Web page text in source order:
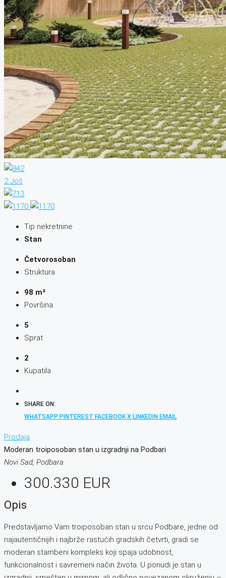
2 Još
Tip nekretnine
Stan
Četvorosoban
Struktura
98 m²
Površina
5
Sprat
2
Kupatila
SHARE ON:
WHATSAPP PINTEREST FACEBOOK X LINKEDIN EMAIL
Prodaja
Moderan troiposoban stan u izgradnji na Podbari
Novi Sad, Podbara
300.330 EUR
Opis
Predstavljamo Vam troiposoban stan u srcu Podbare, jedne od
najautentičnijih i najbrže rastućih gradskih četvrti, gradi se
moderan stambeni kompleks koji spaja udobnost,
funkcionalnost i savremeni način života. U ponudi je stan u